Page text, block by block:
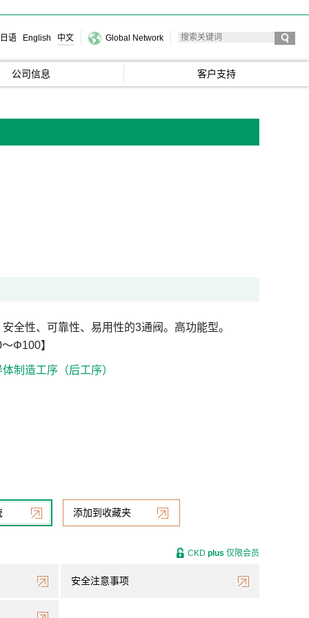
日语 English 中文 Global Network
公司信息 客户支持
全性、可靠性、易用性的3通阀。高功能型。
Φ100】
制造工序（后工序）
添加到收藏夹
安全注意事项
CKD plus 仅限会员